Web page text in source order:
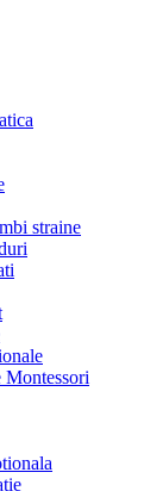
straine
Montessori